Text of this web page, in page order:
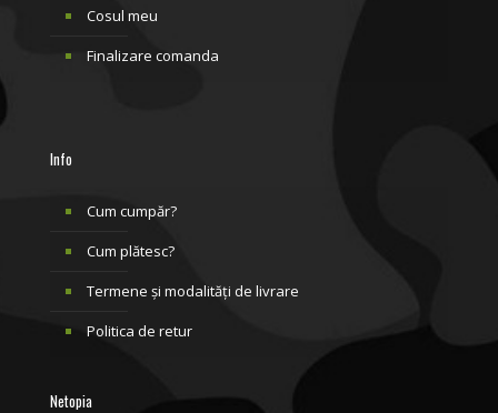
Cosul meu
Finalizare comanda
Info
Cum cumpăr?
Cum plătesc?
Termene și modalități de livrare
Politica de retur
Netopia